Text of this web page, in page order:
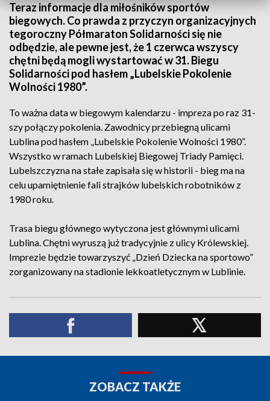
Teraz informacje dla miłośników sportów
biegowych. Co prawda z przyczyn organizacyjnych
tegoroczny Półmaraton Solidarności się nie
odbędzie, ale pewne jest, że 1 czerwca wszyscy
chętni będą mogli wystartować w 31. Biegu
Solidarności pod hasłem „Lubelskie Pokolenie
Wolności 1980”.
To ważna data w biegowym kalendarzu - impreza po raz 31-
szy połączy pokolenia. Zawodnicy przebiegną ulicami
Lublina pod hasłem „Lubelskie Pokolenie Wolności 1980”.
Wszystko w ramach Lubelskiej Biegowej Triady Pamięci.
Lubelszczyzna na stałe zapisała się w historii - bieg ma na
celu upamiętnienie fali strajków lubelskich robotników z
1980 roku.
Trasa biegu głównego wytyczona jest głównymi ulicami
Lublina. Chętni wyruszą już tradycyjnie z ulicy Królewskiej.
Imprezie będzie towarzyszyć „Dzień Dziecka na sportowo”
zorganizowany na stadionie lekkoatletycznym w Lublinie.
ZOBACZ TAKŻE